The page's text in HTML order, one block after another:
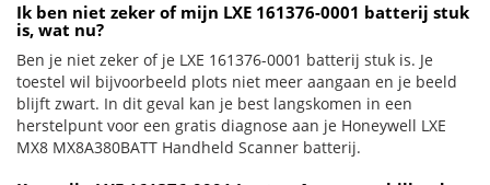
Ik ben niet zeker of mijn LXE 161376-0001 batterij stuk
is, wat nu?
Ben je niet zeker of je LXE 161376-0001 batterij stuk is. Je
toestel wil bijvoorbeeld plots niet meer aangaan en je beeld
blijft zwart. In dit geval kan je best langskomen in een
herstelpunt voor een gratis diagnose aan je Honeywell LXE
MX8 MX8A380BATT Handheld Scanner batterij.